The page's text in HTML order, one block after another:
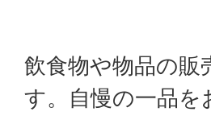
飲食物や物品の
す。自慢の一品